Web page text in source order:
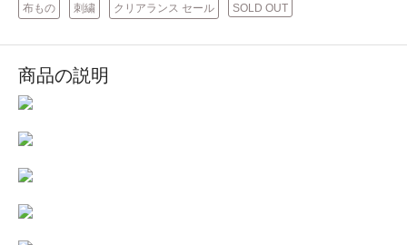
布もの 刺繍 クリアランス セール SOLD OUT
商品の説明